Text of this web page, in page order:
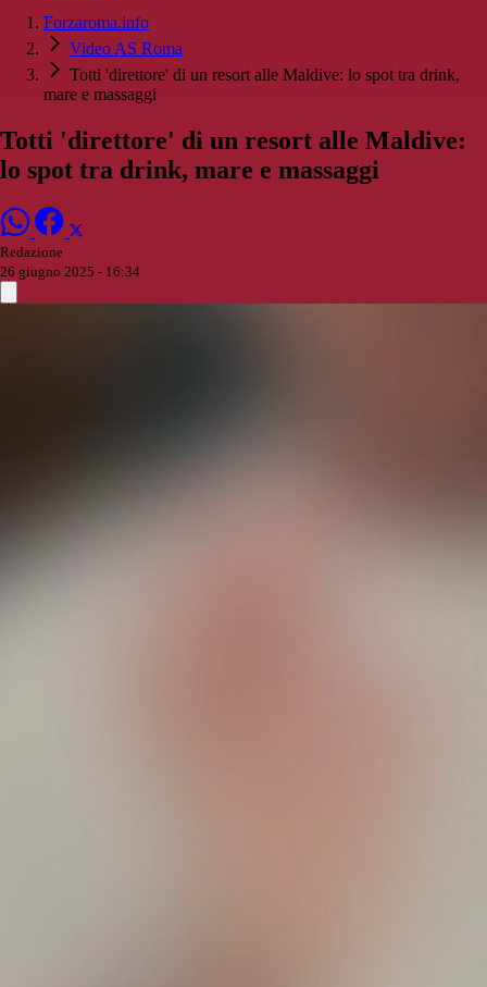
Forzaroma.info
Video AS Roma
Totti 'direttore' di un resort alle Maldive: lo spot tra drink,
mare e massaggi
Totti 'direttore' di un resort alle Maldive:
lo spot tra drink, mare e massaggi
Redazione
26 giugno 2025 - 16:34